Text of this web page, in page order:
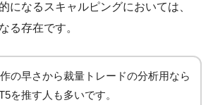
になるスキャルピングにおいては、
る存在です。
の早さから裁量トレードの分析用なら
を推す人も多いです。